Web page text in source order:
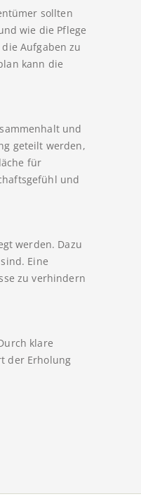
sollten
wie die Pflege
Aufgaben zu
kann die
und
geteilt werden,
für
und
werden. Dazu
Eine
zu verhindern
klare
der Erholung